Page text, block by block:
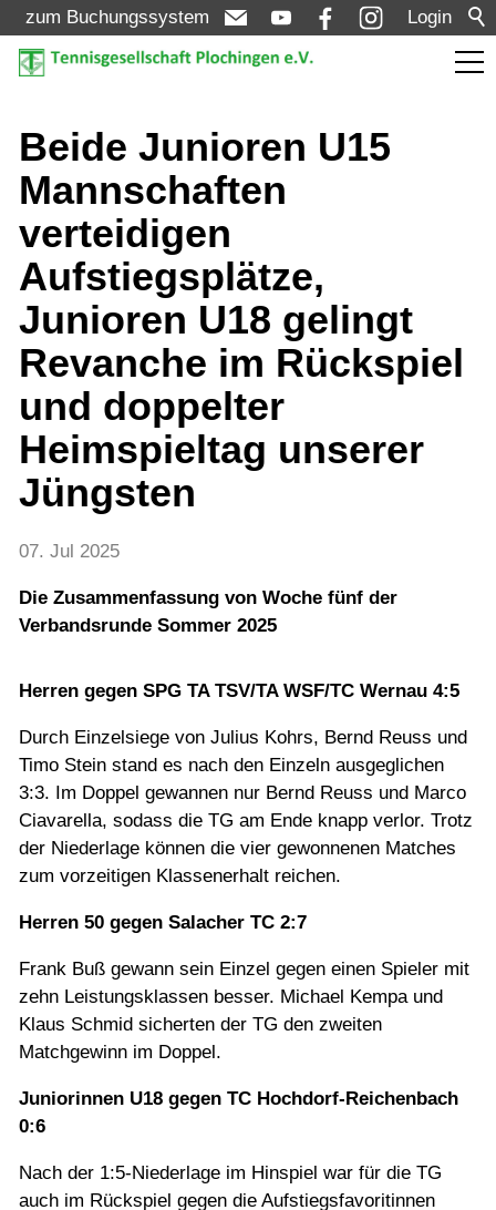
Login
zum Buchungssystem
Aktuelles
Meldungen
Termine
Turniere
Verein
Mannschaften
Jugend
Training
Beide Junioren U15
Mannschaften
verteidigen
Aufstiegsplätze,
Junioren U18 gelingt
Revanche im Rückspiel
und doppelter
Heimspieltag unserer
Jüngsten
07. Jul 2025
Die Zusammenfassung von Woche fünf der
Verbandsrunde Sommer 2025
Herren gegen SPG TA TSV/TA WSF/TC Wernau 4:5
Durch Einzelsiege von Julius Kohrs, Bernd Reuss und
Timo Stein stand es nach den Einzeln ausgeglichen
3:3. Im Doppel gewannen nur Bernd Reuss und Marco
Ciavarella, sodass die TG am Ende knapp verlor. Trotz
der Niederlage können die vier gewonnenen Matches
zum vorzeitigen Klassenerhalt reichen.
Herren 50 gegen Salacher TC 2:7
Frank Buß gewann sein Einzel gegen einen Spieler mit
zehn Leistungsklassen besser. Michael Kempa und
Klaus Schmid sicherten der TG den zweiten
Matchgewinn im Doppel.
Juniorinnen U18 gegen TC Hochdorf-Reichenbach
0:6
Nach der 1:5-Niederlage im Hinspiel war für die TG
auch im Rückspiel gegen die Aufstiegsfavoritinnen